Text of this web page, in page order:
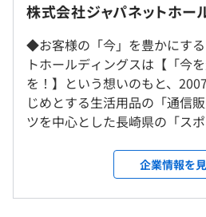
◆通販事業システム企画開発
・受注システム開発：24名
・基幹システム開発：15名
・情報システム開発：20名
・トラベルシステム開発：23名
◆スポーツ・地域創生事業システ
従業員に対する受動喫煙対策：
福岡市営地下鉄「天神」駅
年1回
社会保険完備（健康保険・厚生
マネジメント理解）
・選抜式若手育成研修（インタ
議への参加）
・年次別研修（入社1〜6年目ま
されるスキルを学ぶ研修）
・選択式研修（月に2度、業務時
制度）
・階層別研修（階層ごとに求め
・部署研修（部署ごとに求めら
株式会社ジャパネットホー
◆お客様の「今」を豊かにす
トホールディングスは【「今
を！】という想いのもと、
じめとする生活用品の「通信
ツを中心とした長崎県の「ス
よいモノを買いたいけれど、
の中から選択するのは難しい
だわりのある商品やサービス
企業情報を